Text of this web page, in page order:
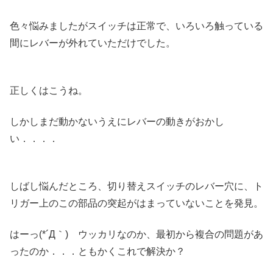
色々悩みましたがスイッチは正常で、いろいろ触っている
間にレバーが外れていただけでした。
正しくはこうね。
しかしまだ動かないうえにレバーの動きがおかし
い．．．．
しばし悩んだところ、切り替えスイッチのレバー穴に、ト
リガー上のこの部品の突起がはまっていないことを発見。
はーっ(*´Д｀) ウッカリなのか、最初から複合の問題があ
ったのか．．．ともかくこれで解決か？